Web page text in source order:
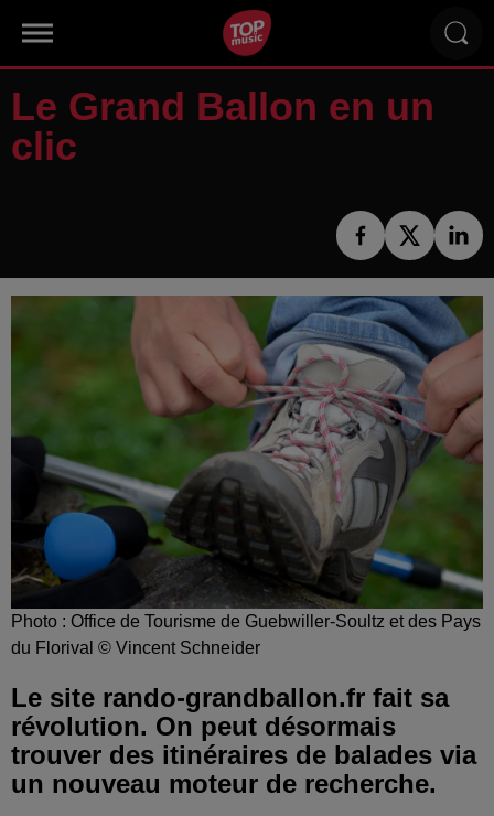
Le Grand Ballon en un
clic
Photo : Office de Tourisme de Guebwiller-Soultz et des Pays
du Florival © Vincent Schneider
Le site rando-grandballon.fr fait sa
révolution. On peut désormais
trouver des itinéraires de balades via
un nouveau moteur de recherche.